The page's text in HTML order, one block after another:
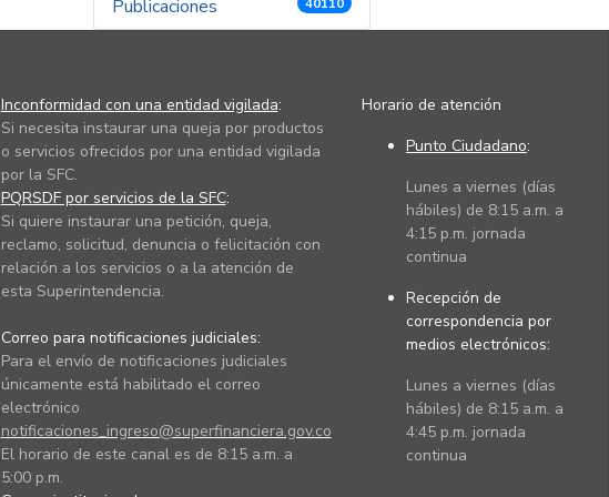
Publicaciones 40110
Inconformidad con una entidad vigilada:
Si necesita instaurar una queja por productos
o servicios ofrecidos por una entidad vigilada
por la SFC.
PQRSDF por servicios de la SFC:
Si quiere instaurar una petición, queja,
reclamo, solicitud, denuncia o felicitación con
relación a los servicios o a la atención de
esta Superintendencia.
Correo para notificaciones judiciales:
Para el envío de notificaciones judiciales
únicamente está habilitado el correo
electrónico
notificaciones_ingreso@superfinanciera.gov.co
El horario de este canal es de 8:15 a.m. a
5:00 p.m.
Horario de atención
Punto Ciudadano:
Lunes a viernes (días
hábiles) de 8:15 a.m. a
4:15 p.m. jornada
continua
Recepción de
correspondencia por
medios electrónicos:
Lunes a viernes (días
hábiles) de 8:15 a.m. a
4:45 p.m. jornada
continua